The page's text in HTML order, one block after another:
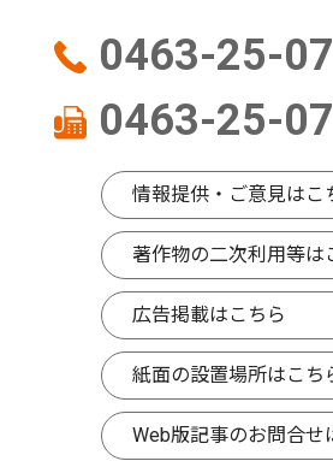
0463-25-
0463-25-
情報提供・ご意見はこ
著作物の二次利用等は
広告掲載はこちら
紙面の設置場所はこち
Web版記事のお問合せ